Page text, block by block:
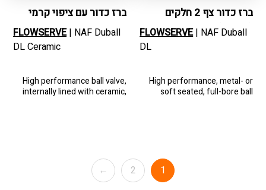
ברז כדור צף 2 חלקים
(לבקרה)
FLOWSERVE| NAF Duball
DL
High performance, metal- or
soft seated, full-bore ball
ברז כדור עם ציפוי קרמי
פנימי
FLOWSERVE| NAF Duball
DL Ceramic
High performance ball valve,
internally lined with ceramic,
1
2
←